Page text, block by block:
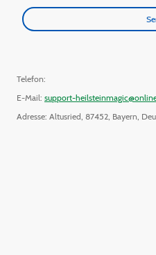
Telefon:
E-Mail: support-
Adresse: Altusried, 87452, Bayern,